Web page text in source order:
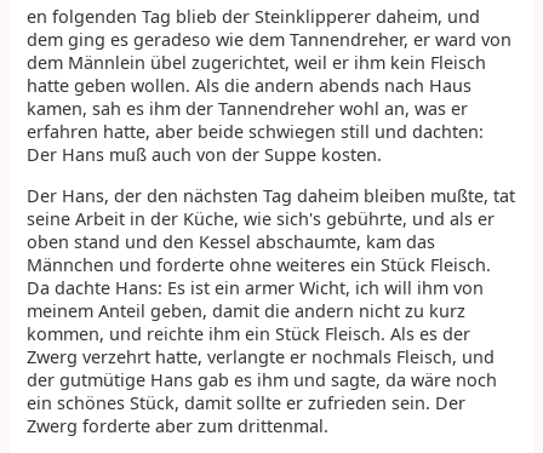
en folgenden Tag blieb der Steinklipperer daheim, und
dem ging es geradeso wie dem Tannendreher, er ward von
dem Männlein übel zugerichtet, weil er ihm kein Fleisch
hatte geben wollen. Als die andern abends nach Haus
kamen, sah es ihm der Tannendreher wohl an, was er
erfahren hatte, aber beide schwiegen still und dachten:
Der Hans muß auch von der Suppe kosten.
Der Hans, der den nächsten Tag daheim bleiben mußte, tat
seine Arbeit in der Küche, wie sich's gebührte, und als er
oben stand und den Kessel abschaumte, kam das
Männchen und forderte ohne weiteres ein Stück Fleisch.
Da dachte Hans: Es ist ein armer Wicht, ich will ihm von
meinem Anteil geben, damit die andern nicht zu kurz
kommen, und reichte ihm ein Stück Fleisch. Als es der
Zwerg verzehrt hatte, verlangte er nochmals Fleisch, und
der gutmütige Hans gab es ihm und sagte, da wäre noch
ein schönes Stück, damit sollte er zufrieden sein. Der
Zwerg forderte aber zum drittenmal.